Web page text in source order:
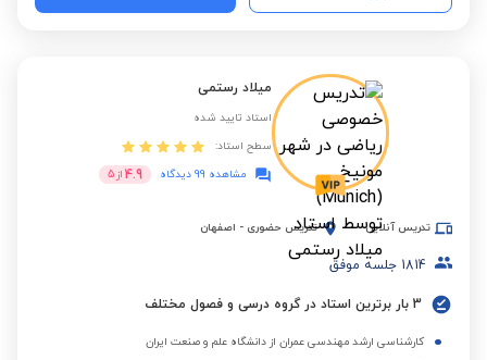
میلاد رستمی
استاد تایید شده
سطح استاد:
مشاهده 99 دیدگاه
4.9 از 5
تدریس آنلاین تدریس حضوری - اصفهان
1814 جلسه موفق
3 بار برترین استاد در گروه درسی و فصول مختلف
کارشناسی ارشد مهندسی عمران از دانشگاه علم و صنعت ایران